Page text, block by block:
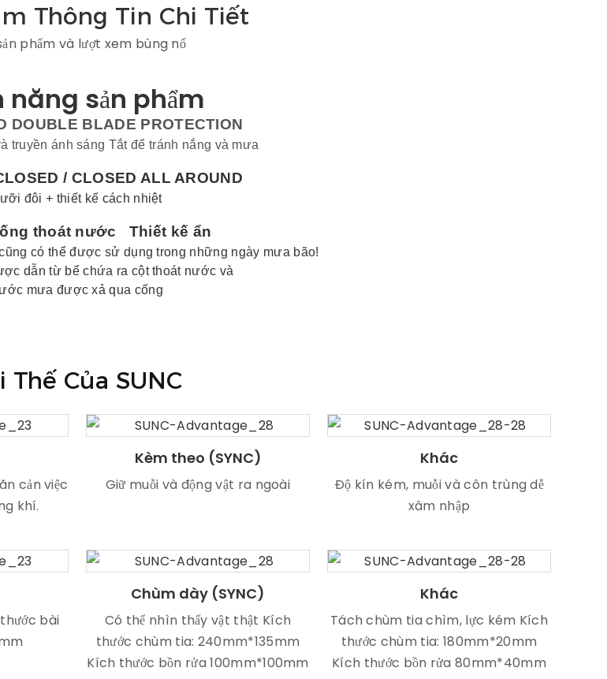
Thông Tin Chi Tiết
phẩm và lượt xem bùng nổ
năng sản phẩm
DOUBLE BLADE PROTECTION
truyền ánh sáng Tắt để tránh nắng và mưa
/ CLOSED ALL AROUND
đôi + thiết kế cách nhiệt
thoát nước Thiết kế ẩn
có thể được sử dụng trong những ngày mưa bão!
dẫn từ bể chứa ra cột thoát nước và
mưa được xả qua cống
Thế Của SUNC
cản việc
khí.
Kèm theo (SYNC)
Giữ muỗi và động vật ra ngoài
Khác
Độ kín kém, muỗi và côn trùng dễ
xâm nhập
bài
Chùm dày (SYNC)
Có thể nhìn thấy vật thật Kích
thước chùm tia: 240mm*135mm
Kích thước bồn rửa 100mm*100mm
Khác
Tách chùm tia chìm, lực kém Kích
thước chùm tia: 180mm*20mm
Kích thước bồn rửa 80mm*40mm